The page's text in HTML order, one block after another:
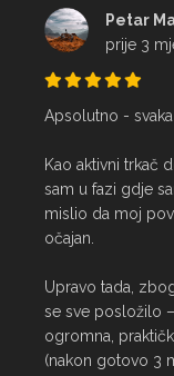
Petar
prije 3
Apsolutno -
Kao aktivni trkač
sam u fazi gdje
mislio da moj
očajan.
Upravo tada,
se sve posložilo
ogromna,
(nakon gotovo 3